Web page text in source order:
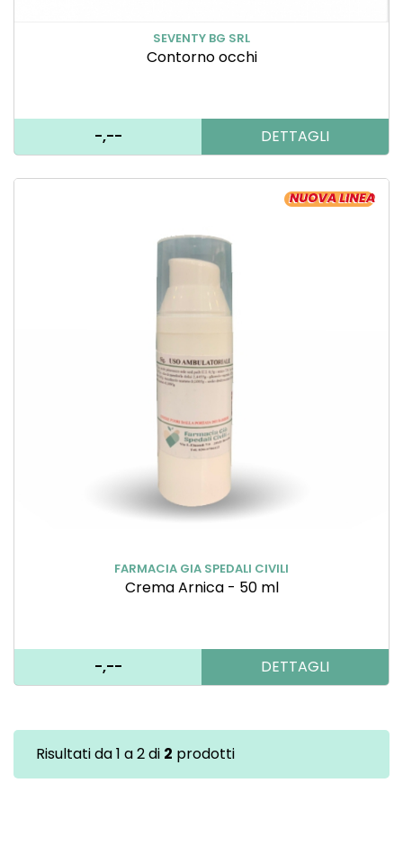
SEVENTY BG SRL
Contorno occhi
-,-- DETTAGLI
FARMACIA GIA SPEDALI CIVILI
Crema Arnica - 50 ml
-,-- DETTAGLI
Risultati da 1 a 2 di 2 prodotti